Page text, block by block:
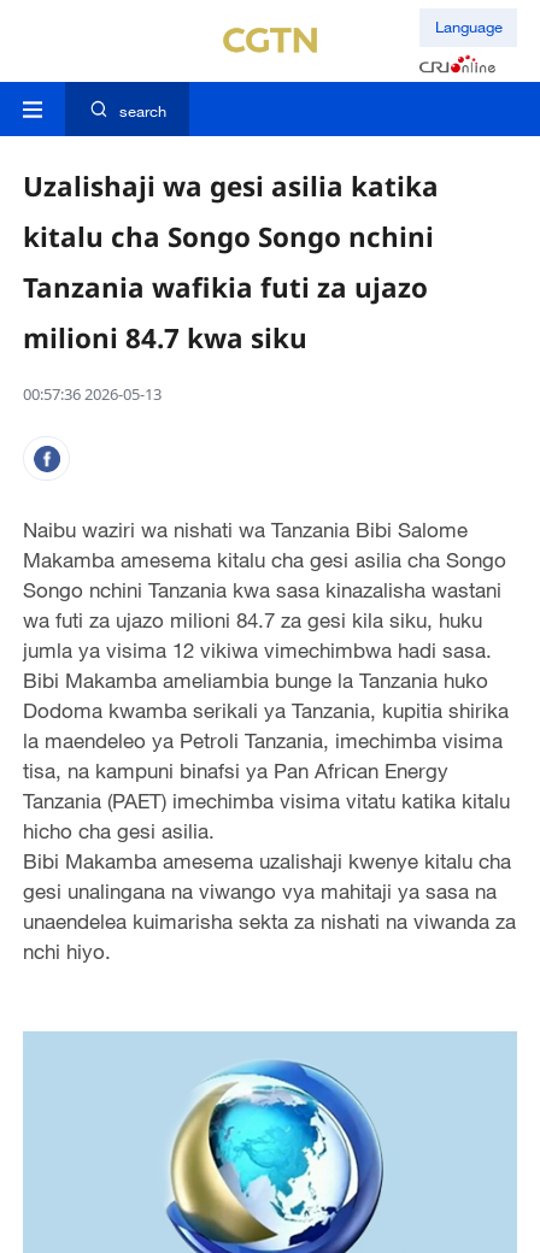
Language
search
Uzalishaji wa gesi asilia katika
kitalu cha Songo Songo nchini
Tanzania wafikia futi za ujazo
milioni 84.7 kwa siku
00:57:36 2026-05-13
Naibu waziri wa nishati wa Tanzania Bibi Salome
Makamba amesema kitalu cha gesi asilia cha Songo
Songo nchini Tanzania kwa sasa kinazalisha wastani
wa futi za ujazo milioni 84.7 za gesi kila siku, huku
jumla ya visima 12 vikiwa vimechimbwa hadi sasa.
Bibi Makamba ameliambia bunge la Tanzania huko
Dodoma kwamba serikali ya Tanzania, kupitia shirika
la maendeleo ya Petroli Tanzania, imechimba visima
tisa, na kampuni binafsi ya Pan African Energy
Tanzania (PAET) imechimba visima vitatu katika kitalu
hicho cha gesi asilia.
Bibi Makamba amesema uzalishaji kwenye kitalu cha
gesi unalingana na viwango vya mahitaji ya sasa na
unaendelea kuimarisha sekta za nishati na viwanda za
nchi hiyo.